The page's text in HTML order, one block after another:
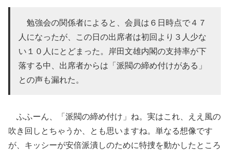
勉強会の関係者によると、会員は６日時点で４７
人になったが、この日の出席者は初回より３人少な
い１０人にとどまった。岸田文雄内閣の支持率が下
落する中、出席者からは「派閥の締め付けがある」
との声も漏れた。
ふふーん、「派閥の締め付け」ね。実はこれ、ええ風の
吹き回しとちゃうか、とも思いますね。単なる想像です
が、キッシーが安倍派潰しのために特捜を動かしたところ